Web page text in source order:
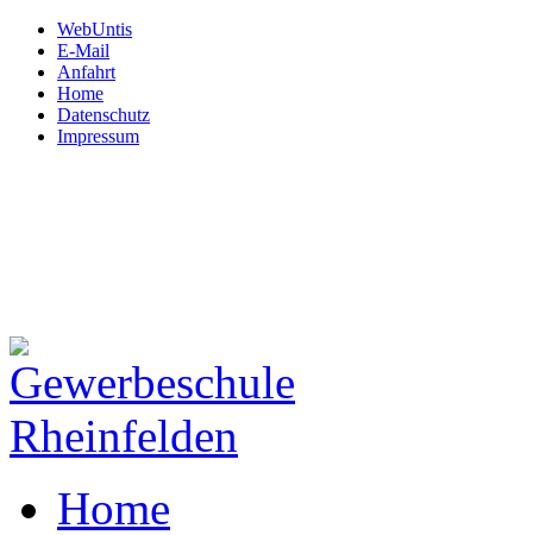
WebUntis
E-Mail
Anfahrt
Home
Datenschutz
Impressum
Home